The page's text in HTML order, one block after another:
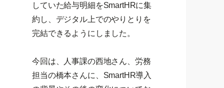
していた給与明細をSmartHRに集
約し、デジタル上でのやりとりを
完結できるようにしました。
今回は、人事課の西地さん、労務
担当の橋本さんに、SmartHR導入